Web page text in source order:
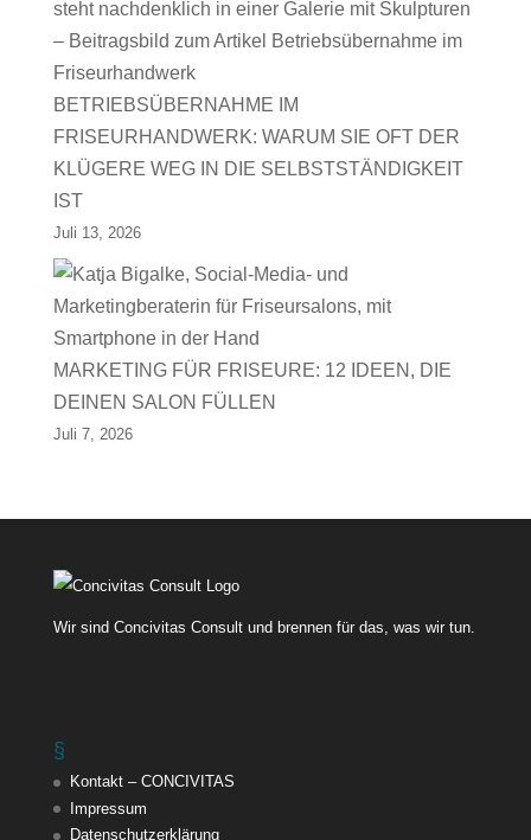
BETRIEBSÜBERNAHME IM
FRISEURHANDWERK: WARUM SIE OFT DER
KLÜGERE WEG IN DIE SELBSTSTÄNDIGKEIT
IST
Juli 13, 2026
MARKETING FÜR FRISEURE: 12 IDEEN, DIE
DEINEN SALON FÜLLEN
Juli 7, 2026
Wir sind Concivitas Consult und brennen für das, was wir tun.
§
Kontakt – CONCIVITAS
Impressum
Datenschutzerklärung